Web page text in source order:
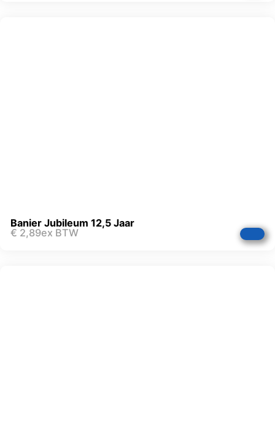
Banier Jubileum 12,5 Jaar
€ 2,89ex BTW